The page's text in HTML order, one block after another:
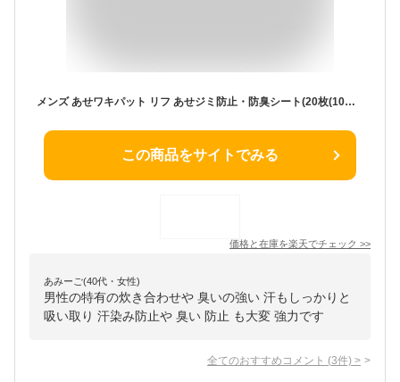
メンズ あせワキパット リフ あせジミ防止・防臭シート(20枚(10組)入*5コセット)【あせワキパット】
この商品をサイトでみる
価格と在庫を楽天でチェック >>
あみーご(40代・女性)
男性の特有の炊き合わせや 臭いの強い 汗もしっかりと
吸い取り 汗染み防止や 臭い 防止 も大変 強力です
全てのおすすめコメント (3件) >